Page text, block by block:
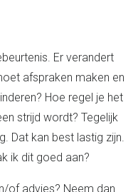
Er verandert
afspraken maken en
Hoe regel je het
strijd wordt? Tegelijk
Dat kan best lastig zijn.
ik dit goed aan?
of advies? Neem dan